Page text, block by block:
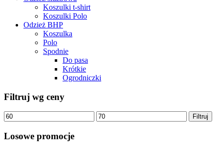
Koszulki t-shirt
Koszulki Polo
Odzież BHP
Koszulka
Polo
Spodnie
Do pasa
Krótkie
Ogrodniczki
Filtruj wg ceny
Cena
min
Cena
max
Filtruj
Losowe promocje